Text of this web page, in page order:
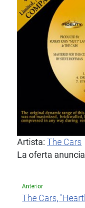
Artista:The Cars
La oferta
Anterior
The Cars,